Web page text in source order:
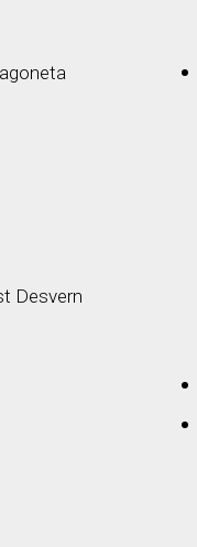
Desvern